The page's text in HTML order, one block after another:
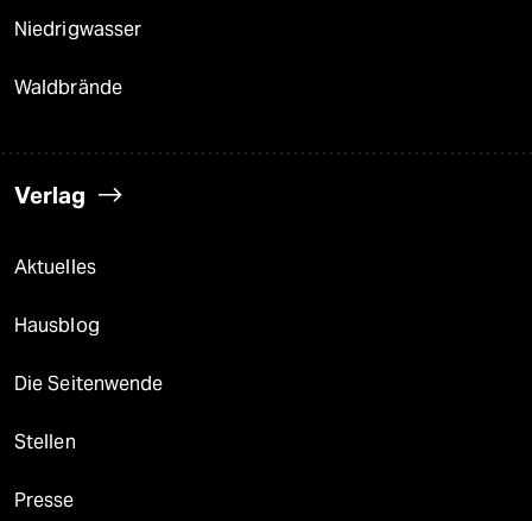
Niedrigwasser
Waldbrände
Verlag
Aktuelles
Hausblog
Die Seitenwende
Stellen
Presse